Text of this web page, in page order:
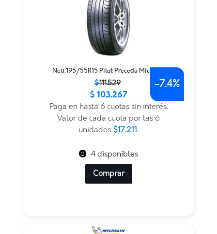
Neu.195/55R15 Pilot Preceda Michelin
$111.529
original
actual
$ 103.267
Paga en hasta 6 cuotas sin interés.
Valor de cada cuota por las 6
unidades $17.211.
-7.4%
4 disponibles
Comprar